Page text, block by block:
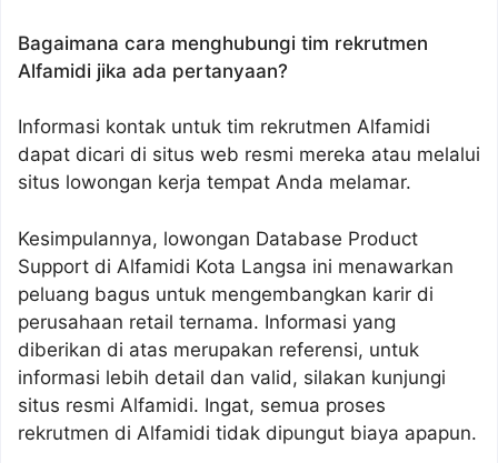
Bagaimana cara menghubungi tim rekrutmen
Alfamidi jika ada pertanyaan?
Informasi kontak untuk tim rekrutmen Alfamidi
dapat dicari di situs web resmi mereka atau melalui
situs lowongan kerja tempat Anda melamar.
Kesimpulannya, lowongan Database Product
Support di Alfamidi Kota Langsa ini menawarkan
peluang bagus untuk mengembangkan karir di
perusahaan retail ternama. Informasi yang
diberikan di atas merupakan referensi, untuk
informasi lebih detail dan valid, silakan kunjungi
situs resmi Alfamidi. Ingat, semua proses
rekrutmen di Alfamidi tidak dipungut biaya apapun.